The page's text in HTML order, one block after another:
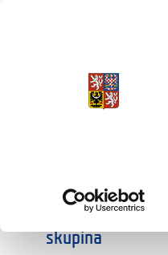
Úvodní stránka
republika
skupina